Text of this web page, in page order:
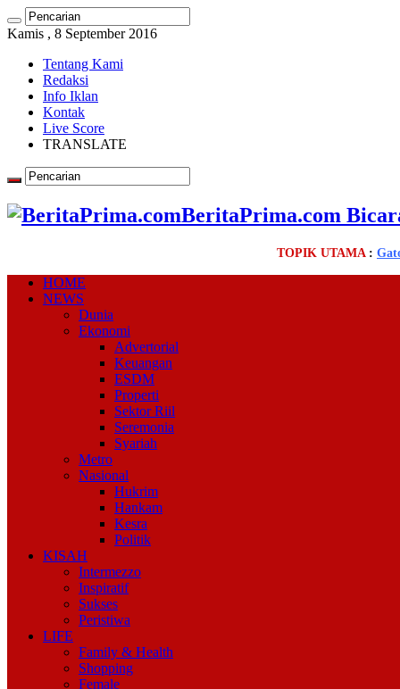
Kamis , 8 September 2016
Tentang Kami
Redaksi
Info Iklan
Kontak
Live Score
TRANSLATE
BeritaPrima.com
TOPIK UTAMA:
HOME
NEWS
Dunia
Ekonomi
Advertorial
Keuangan
ESDM
Properti
Sektor Riil
Seremonia
Syariah
Metro
Nasional
Hukrim
Hankam
Kesra
Politik
KISAH
Intermezzo
Inspiratif
Sukses
Peristiwa
LIFE
Family & Health
Shopping
Female